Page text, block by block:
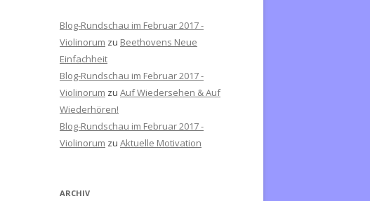
Blog-Rundschau im Februar 2017 -
Violinorum zu Beethovens Neue
Einfachheit
Blog-Rundschau im Februar 2017 -
Violinorum zu Auf Wiedersehen & Auf
Wiederhören!
Blog-Rundschau im Februar 2017 -
Violinorum zu Aktuelle Motivation
ARCHIV